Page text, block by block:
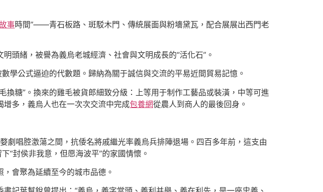
事時間”——青石板路、斑駁木門、傳統展面與粉墻黛瓦，配合展展出西門老
明頭緒，被譽為義烏老城經濟、社會與文明成長的“活化石”。
學公式逼迫的代數題。歸納為關于誠信與交流的平易近間貿易記憶。
糖”。換來的雞毛被貨郎細致分級：上等用于制作工藝品或裝潢，中等可進
多，義烏人也在一次次交流中完成包養網從農人到商人的最後回身。
唱腔激蕩之間，抗倭名將戚繼光率義烏兵排陣退場。四百多年前，這支由
“封侯非我意，但愿海波平”的家國情懷。
會聚為延續至今的城市品德。